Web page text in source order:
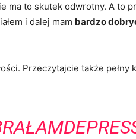
ma to skutek odwrotny. A to
i dalej mam bardzo
Przeczytajcie także pełny